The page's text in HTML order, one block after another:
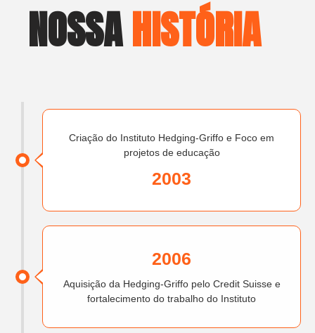
NOSSAHISTÓRIA
Criação do Instituto Hedging-Griffo e Foco em
projetos de educação
2003
2006
Aquisição da Hedging-Griffo pelo Credit Suisse e
fortalecimento do trabalho do Instituto